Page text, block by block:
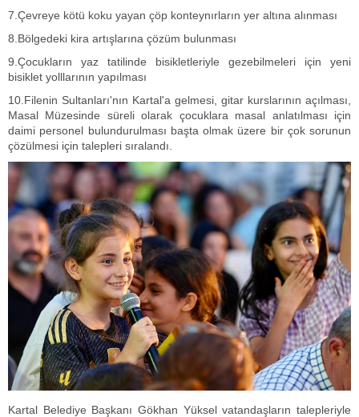
7.Çevreye kötü koku yayan çöp konteynırların yer altına alınması
8.Bölgedeki kira artışlarına çözüm bulunması
9.Çocukların yaz tatilinde bisikletleriyle gezebilmeleri için yeni
bisiklet yolllarının yapılması
10.Filenin Sultanları'nın Kartal'a gelmesi, gitar kurslarının açılması,
Masal Müzesinde süreli olarak çocuklara masal anlatılması için
daimi personel bulundurulması başta olmak üzere bir çok sorunun
çözülmesi için talepleri sıralandı.
Kartal Belediye Başkanı Gökhan Yüksel vatandaşların talepleriyle